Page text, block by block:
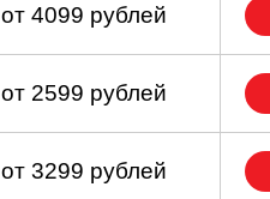
от 4099 рублей
от 2599 рублей
от 3299 рублей